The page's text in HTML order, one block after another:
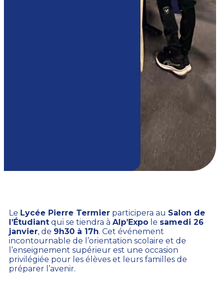
Le Lycée Pierre Termier participera au Salon de
l’Étudiant qui se tiendra à Alp’Expo le samedi 26
janvier, de 9h30 à 17h. Cet événement
incontournable de l’orientation scolaire et de
l’enseignement supérieur est une occasion
privilégiée pour les élèves et leurs familles de
préparer l’avenir.